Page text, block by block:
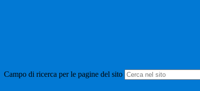
Campo di ricerca per le pagine del sito